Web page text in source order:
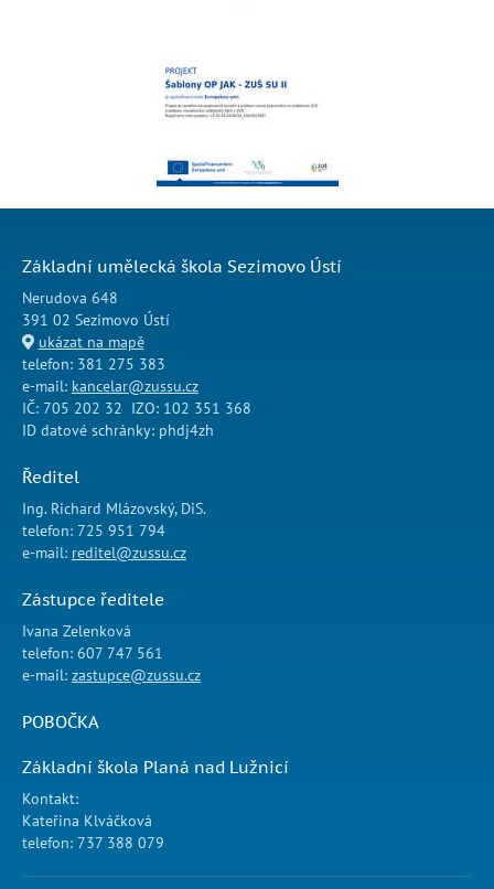
Základní umělecká škola Sezimovo Ústí
Nerudova 648
391 02 Sezimovo Ústí
ukázat na mapě
telefon: 381 275 383
e-mail: kancelar@zussu.cz
IČ: 705 202 32 IZO: 102 351 368
ID datové schránky: phdj4zh
Ředitel
Ing. Richard Mlázovský, DiS.
telefon: 725 951 794
e-mail: reditel@zussu.cz
Zástupce ředitele
Ivana Zelenková
telefon: 607 747 561
e-mail: zastupce@zussu.cz
POBOČKA
Základní škola Planá nad Lužnicí
Kontakt:
Kateřina Klváčková
telefon: 737 388 079